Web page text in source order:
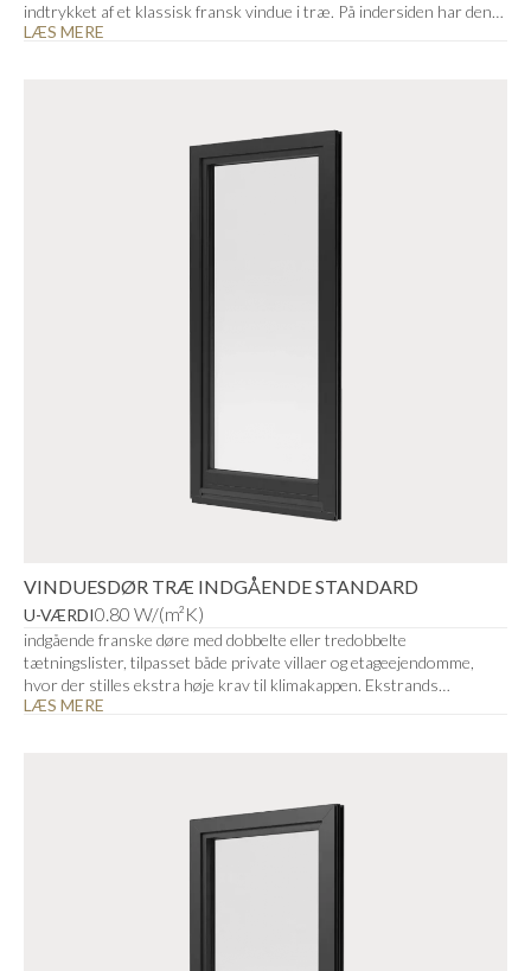
indtrykket af et klassisk fransk vindue i træ. På indersiden har den
franske dør lige profiler.
LÆS MERE
VINDUESDØR TRÆ INDGÅENDE STANDARD
U-VÆRDI0.80 W/(m²K)
indgående franske døre med dobbelte eller tredobbelte
tætningslister, tilpasset både private villaer og etageejendomme,
hvor der stilles ekstra høje krav til klimakappen. Ekstrands
vinduesdøre kan integreres i væggen med overisolering af karmen,
LÆS MERE